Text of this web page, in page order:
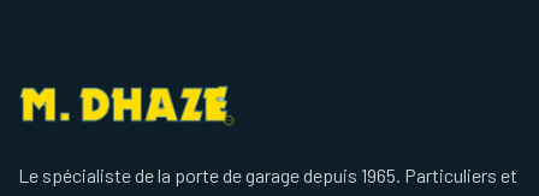
Le spécialiste de la porte de garage depuis 1965. Particuliers et